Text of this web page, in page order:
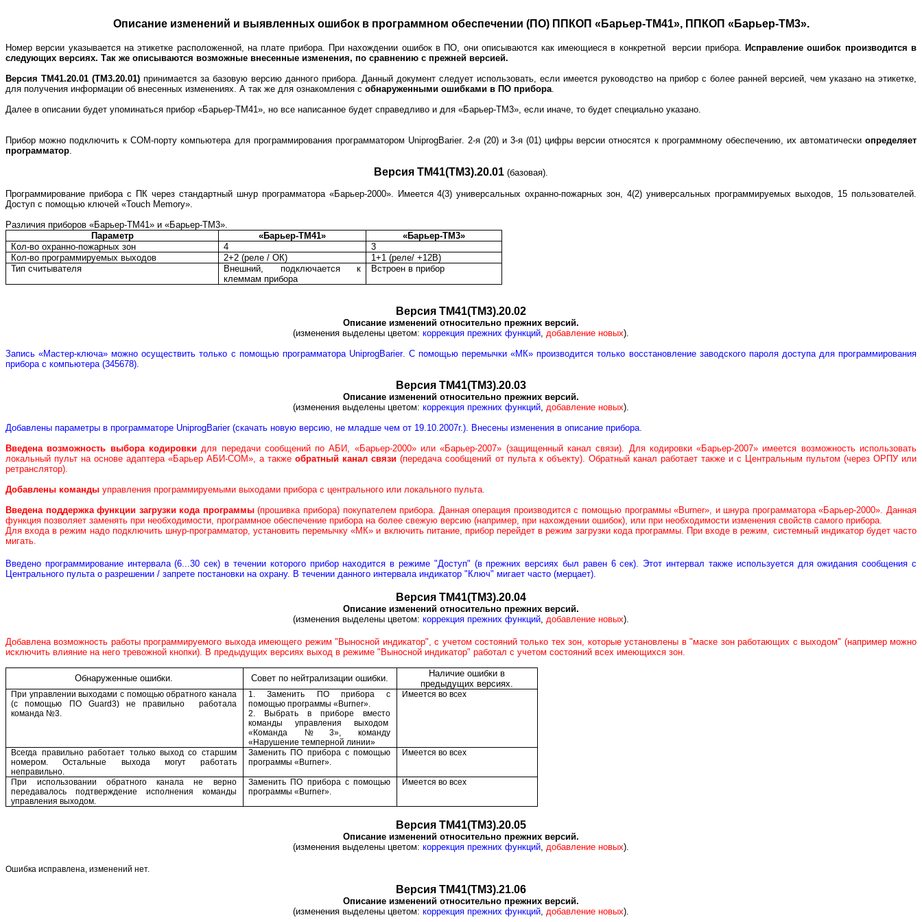
Описание изменений и выявленных ошибок в программном обеспечении (ПО) ППКОП «Барьер-ТМ41», ППКОП «Барьер-ТМ3».
Номер версии указывается на этикетке расположенной, на плате прибора. При нахождении ошибок в ПО, они описываются как имеющиеся в конкретной версии прибора. Исправление ошибок производится в
следующих версиях. Так же описываются возможные внесенные изменения, по сравнению с прежней версией.
Версия ТМ41.20.01 (ТМ3.20.01) принимается за базовую версию данного прибора. Данный документ следует использовать, если имеется руководство на прибор с более ранней версией, чем указано на этикетке,
для получения информации об внесенных изменениях. А так же для ознакомления с обнаруженными ошибками в ПО прибора.
Далее в описании будет упоминаться прибор «Барьер-ТМ41», но все написанное будет справедливо и для «Барьер-ТМ3», если иначе, то будет специально указано.
Прибор можно подключить к СОМ-порту компьютера для программирования программатором UniprogBarier. 2-я (20) и 3-я (01) цифры версии относятся к программному обеспечению, их автоматическиопределяет
программатор.
Версия ТМ41(ТМ3).20.01 (базовая).
Программирование прибора с ПК через стандартный шнур программатора «Барьер-2000». Имеется 4(3) универсальных охранно-пожарных зон, 4(2) универсальных программируемых выходов, 15 пользователей.
Доступ с помощью ключей «Touch Memory».
Различия приборов «Барьер-ТМ41» и «Барьер-ТМ3».
Параметр
«Барьер-ТМ41»
«Барьер-ТМ3»
Кол-во охранно-пожарных зон
4
3
Кол-во программируемых выходов
2+2 (реле / ОК)
1+1 (реле/ +12В)
Тип считывателя
Внешний, подключается к
клеммам прибора
Встроен в прибор
Версия ТМ41(ТМ3).20.02
Описание изменений относительно прежних версий.
(изменения выделены цветом: коррекция прежних функций, добавление новых).
Запись «Мастер-ключа» можно осуществить только с помощью программатора UniprogBarier. С помощью перемычки «МК» производится только восстановление заводского пароля доступа для программирования
прибора с компьютера (345678).
Версия ТМ41(ТМ3).20.03
Описание изменений относительно прежних версий.
(изменения выделены цветом: коррекция прежних функций, добавление новых).
Добавлены параметры в программаторе UniprogBarier (скачать новую версию, не младше чем от 19.10.2007г.). Внесены изменения в описание прибора.
Введена возможность выбора кодировкидля передачи сообщений по АБИ, «Барьер-2000» или «Барьер-2007» (защищенный канал связи). Для кодировки «Барьер-2007» имеется возможность использовать
локальный пульт на основе адаптера «Барьер АБИ-СОМ», а такжеобратный канал связи(передача сообщений от пульта к объекту). Обратный канал работает также и с Центральным пультом (через ОРПУ или
ретранслятор).
Добавлены команды управления программируемыми выходами прибора с центрального или локального пульта.
Введена поддержка функции загрузки кода программы(прошивка прибора) покупателем прибора. Данная операция производится с помощью программы «Burner», и шнура программатора «Барьер-2000». Данная
функция позволяет заменять при необходимости, программное обеспечение прибора на более свежую версию (например, при нахождении ошибок), или при необходимости изменения свойств самого прибора.
Для входа в режим надо подключить шнур-программатор, установить перемычку «МК» и включить питание, прибор перейдет в режим загрузки кода программы. При входе в режим, системный индикатор будет часто
мигать.
Введено программирование интервала (6...30 сек) в течении которого прибор находится в режиме "Доступ" (в прежних версиях был равен 6 сек). Этот интервал также используется для ожидания сообщения с
Центрального пульта о разрешении / запрете постановки на охрану. В течении данного интервала индикатор "Ключ" мигает часто (мерцает).
Версия ТМ41(ТМ3).20.04
Описание изменений относительно прежних версий.
(изменения выделены цветом: коррекция прежних функций, добавление новых).
Добавлена возможность работы программируемого выхода имеющего режим "Выносной индикатор", с учетом состояний только тех зон, которые установлены в "маске зон работающих с выходом" (например можно
исключить влияние на него тревожной кнопки). В предыдущих версиях выход в режиме "Выносной индикатор" работал с учетом состояний всех имеющихся зон.
Обнаруженные ошибки. Совет по нейтрализации ошибки.
Наличие ошибки в
предыдущих версиях.
При управлении выходами с помощью обратного канала
(с помощью ПО Guard3) не правильно
работала
команда №3.
1. Заменить ПО прибора с
помощью программы « Burner».
2. Выбрать в приборе вместо
команды управления выходом
«Команда №3», команду
«Нарушение темперной линии»
Имеется во всех
Всегда правильно работает только выход со старшим
номером. Остальные выхода могут работать
неправильно.
Заменить ПО прибора с помощью
программы « Burner».
Имеется во всех
При использовании обратного канала не верно
передавалось подтверждение исполнения команды
управления выходом.
Заменить ПО прибора с помощью
программы «Burner».
Имеется во всех
Версия ТМ41(ТМ3).20.05
Описание изменений относительно прежних версий.
(изменения выделены цветом: коррекция прежних функций, добавление новых).
Ошибка исправлена, изменений нет.
Версия ТМ41(ТМ3).21.06
Описание изменений относительно прежних версий.
(изменения выделены цветом: коррекция прежних функций, добавление новых).